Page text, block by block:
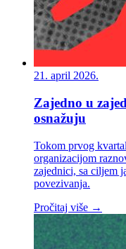
21. april 2026.
Zajedno u
osnažuju
Tokom prvog
organizacijom
zajednici, sa ciljem
povezivanja.
Pročitaj više →